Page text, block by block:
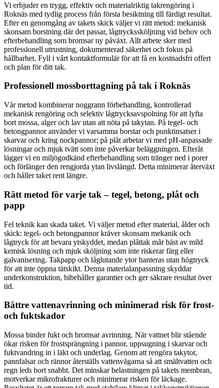
Vi erbjuder en trygg, effektiv och materialriktig takrengöring i
Roknäs med tydlig process från första besiktning till färdigt resultat.
Efter en genomgång av takets skick väljer vi rätt metod: mekanisk
skonsam borstning där det passar, lågtryckssköljning vid behov och
efterbehandling som bromsar ny påväxt. Allt arbete sker med
professionell utrustning, dokumenterad säkerhet och fokus på
hållbarhet. Fyll i vårt kontaktformulär för att få en kostnadsfri offert
och plan för ditt tak.
Professionell mossborttagning på tak i Roknäs
Vår metod kombinerar noggrann förbehandling, kontrollerad
mekanisk rengöring och selektiv lågtrycksavspolning för att lyfta
bort mossa, alger och lav utan att nöta på takytan. På tegel- och
betongpannor använder vi varsamma borstar och punktinsatser i
skarvar och kring nockpannor; på plåt arbetar vi med pH-anpassade
lösningar och mjuk tvätt som inte påverkar beläggningen. Efteråt
lägger vi en miljögodkänd efterbehandling som tränger ned i porer
och förlänger den rengjorda ytan livslängd. Detta minimerar återväxt
och håller taket rent längre.
Rätt metod för varje tak – tegel, betong, plåt och
papp
Fel teknik kan skada taket. Vi väljer metod efter material, ålder och
skick: tegel- och betongpannor kräver skonsam mekanik och
lågtryck för att bevara ytskyddet, medan plåttak mår bäst av mild
kemisk lösning och mjuk sköljning som inte riskerar färg eller
galvanisering. Takpapp och låglutande ytor hanteras utan högtryck
för att inte öppna tätskikt. Denna materialanpassning skyddar
underkonstruktion, bibehåller garantier och ger säkrare resultat över
tid.
Bättre vattenavrinning och minimerad risk för frost-
och fuktskador
Mossa binder fukt och bromsar avrinning. När vattnet blir stående
ökar risken för frostsprängning i pannor, uppsugning i skarvar och
fuktvandring in i läkt och underlag. Genom att rengöra takytor,
pannfalsar och rännor återställs vattenvägarna så att smältvatten och
regn leds bort snabbt. Det minskar belastningen på takets membran,
motverkar mikrofrakturer och minimerar risken för läckage.